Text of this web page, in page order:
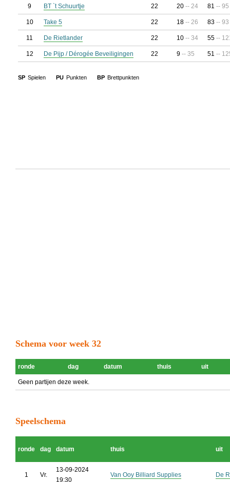
9 BT `t Schuurtje 22 20 -- 24 81 -- 95
10 Take 5 22 18 -- 26 83 -- 93
11 De Rietlander 22 10 -- 34 55 --
12 De Pijp / Dérogée Beveiligingen 22 9 -- 35 51 --
SP Spielen PU Punkten BP Brettpunkten
Schema voor week 32
ronde dag datum thuis uit
Geen partijen deze week.
Speelschema
ronde dag datum thuis uit
1 Vr.
13-09-2024
19:30
Van Ooy Billiard Supplies De